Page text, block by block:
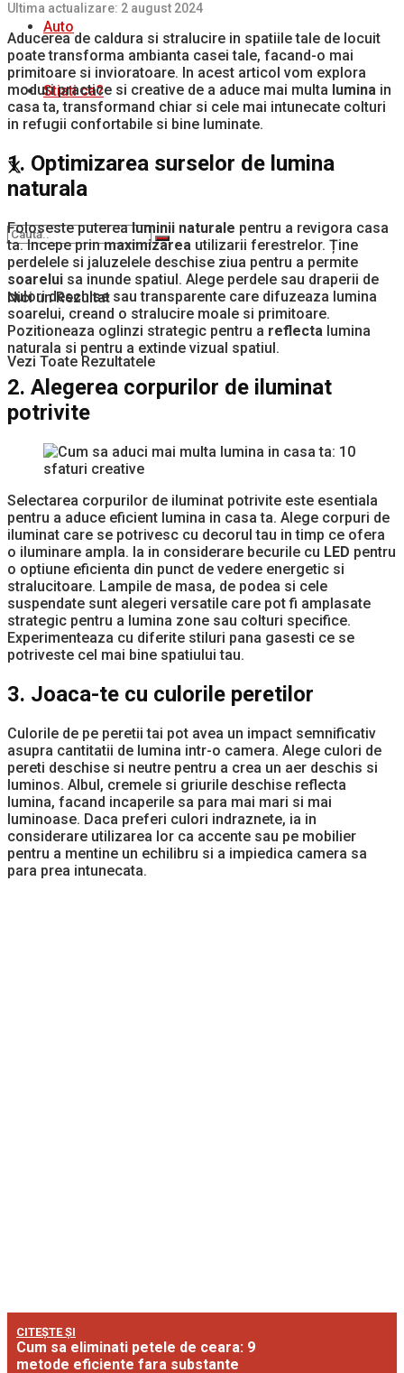
Auto
Stiati ca?
Nici un Rezultat
Vezi Toate Rezultatele
Ultima actualizare: 2 august 2024
Aducerea de caldura si stralucire in spatiile tale de locuit
poate transforma ambianta casei tale, facand-o mai
primitoare si invioratoare. In acest articol vom explora
moduri practice si creative de a aduce mai multa lumina in
casa ta, transformand chiar si cele mai intunecate colturi
in refugii confortabile si bine luminate.
1. Optimizarea surselor de lumina
naturala
Foloseste puterealuminii naturale pentru a revigora casa
ta. Incepe prinmaximizarea utilizarii ferestrelor. Ține
perdelele si jaluzelele deschise ziua pentru a permite
soarelui sa inunde spatiul. Alege perdele sau draperii de
culori deschise sau transparente care difuzeaza lumina
soarelui, creand o stralucire moale si primitoare.
Pozitioneaza oglinzi strategic pentru a reflecta lumina
naturala si pentru a extinde vizual spatiul.
2. Alegerea corpurilor de iluminat
potrivite
Selectarea corpurilor de iluminat potrivite este esentiala
pentru a aduce eficient lumina in casa ta. Alege corpuri de
iluminat care se potrivesc cu decorul tau in timp ce ofera
o iluminare ampla. Ia in considerare becurile cu LED pentru
o optiune eficienta din punct de vedere energetic si
stralucitoare. Lampile de masa, de podea si cele
suspendate sunt alegeri versatile care pot fi amplasate
strategic pentru a lumina zone sau colturi specifice.
Experimenteaza cu diferite stiluri pana gasesti ce se
potriveste cel mai bine spatiului tau.
3. Joaca-te cu culorile peretilor
Culorile de pe peretii tai pot avea un impact semnificativ
asupra cantitatii de lumina intr-o camera. Alege culori de
pereti deschise si neutre pentru a crea un aer deschis si
luminos. Albul, cremele si griurile deschise reflecta
lumina, facand incaperile sa para mai mari si mai
luminoase. Daca preferi culori indraznete, ia in
considerare utilizarea lor ca accente sau pe mobilier
pentru a mentine un echilibru si a impiedica camera sa
para prea intunecata.
CITEȘTE ȘI
Cum sa eliminati petele de ceara: 9
metode eficiente fara substante